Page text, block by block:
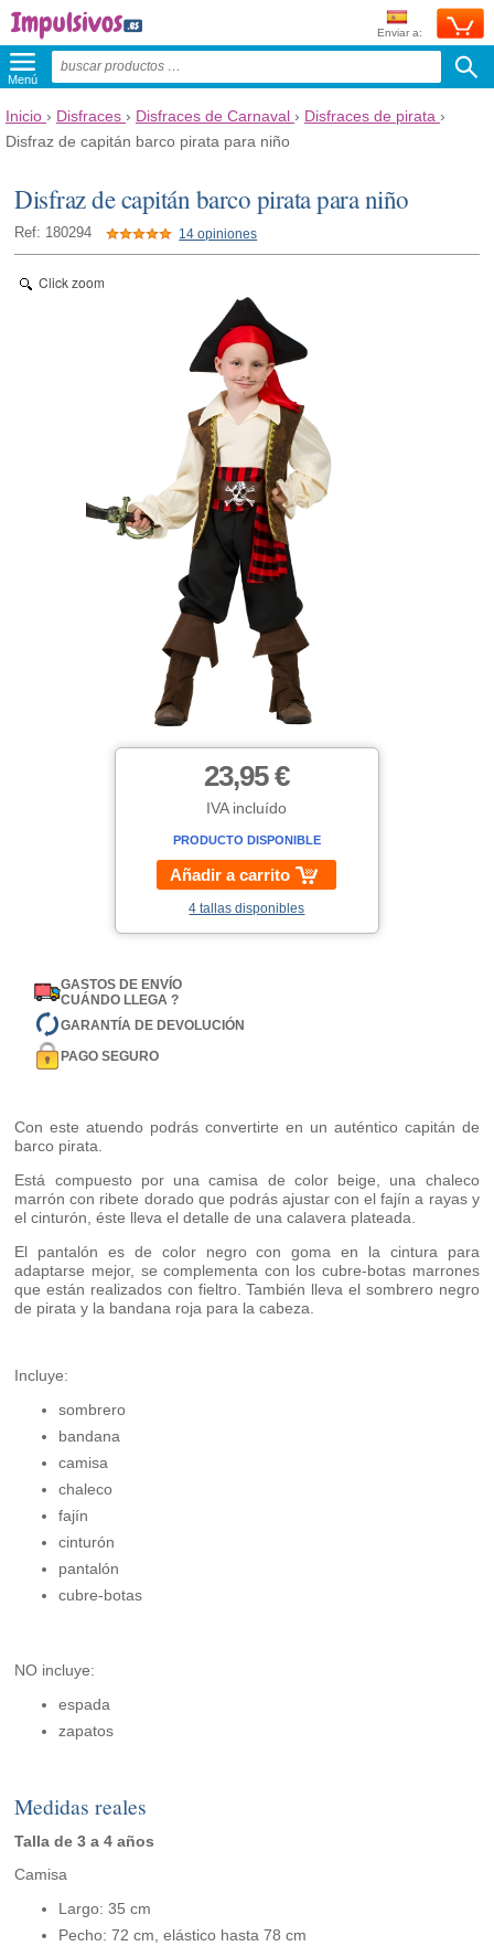
Enviar a:
Menú
Inicio › Disfraces › Disfraces de Carnaval › Disfraces de pirata ›
Disfraz de capitán barco pirata para niño
Disfraz de capitán barco pirata para niño
Ref: 180294 14 opiniones
Click zoom
23,95 €
IVA incluído
PRODUCTO DISPONIBLE
Añadir a carrito
4 tallas disponibles
GASTOS DE ENVÍO
CUÁNDO LLEGA ?
GARANTÍA DE DEVOLUCIÓN
PAGO SEGURO
Con este atuendo podrás convertirte en un auténtico capitán de
barco pirata.
Está compuesto por una camisa de color beige, una chaleco
marrón con ribete dorado que podrás ajustar con el fajín a rayas y
el cinturón, éste lleva el detalle de una calavera plateada.
El pantalón es de color negro con goma en la cintura para
adaptarse mejor, se complementa con los cubre-botas marrones
que están realizados con fieltro. También lleva el sombrero negro
de pirata y la bandana roja para la cabeza.
Incluye:
sombrero
bandana
camisa
chaleco
fajín
cinturón
pantalón
cubre-botas
NO incluye:
espada
zapatos
Medidas reales
Talla de 3 a 4 años
Camisa
Largo: 35 cm
Pecho: 72 cm, elástico hasta 78 cm